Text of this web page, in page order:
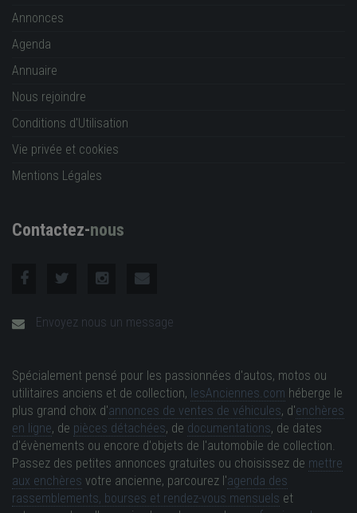
Annonces
Agenda
Annuaire
Nous rejoindre
Conditions d'Utilisation
Vie privée et cookies
Mentions Légales
Contactez-nous
Envoyez nous un message
Spécialement pensé pour les passionnées d'autos, motos ou
utilitaires anciens et de collection, lesAnciennes.com héberge le
plus grand choix d'annonces de ventes de véhicules, d'enchères
en ligne, de pièces détachées, de documentations, de dates
d'évènements ou encore d'objets de l'automobile de collection.
Passez des petites annonces gratuites ou choisissez de mettre
aux enchères votre ancienne, parcourez l'agenda des
rassemblements, bourses et rendez-vous mensuels et